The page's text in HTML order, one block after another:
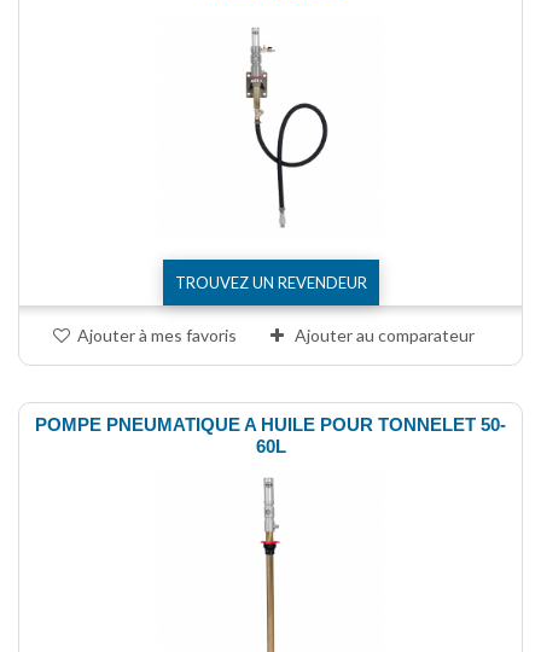
TROUVEZ UN REVENDEUR
Ajouter à mes favoris Ajouter au comparateur
POMPE PNEUMATIQUE A HUILE POUR TONNELET 50-
60L